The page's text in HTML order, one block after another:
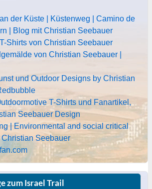
der Küste | Küstenweg | Camino de
| Blog mit Christian Seebauer
Shirts von Christian Seebauer
von Christian Seebauer |
und Outdoor Designs by Christian
T-Shirts und Fanartikel,
Seebauer Design
| Environmental and social critical
Seebauer
zum Israel Trail